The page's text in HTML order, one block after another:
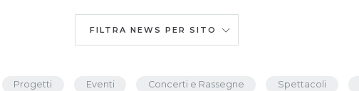
FILTRA NEWS PER SITO
Progetti Eventi Concerti e Rassegne Spettacoli